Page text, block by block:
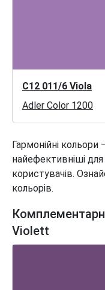
C12 011/6 Viola
Adler Color 1200
Гармонійні кольори
найефективніші
користувачів.
кольорів.
Violett